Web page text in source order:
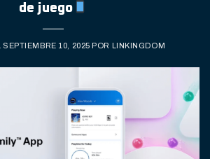
de juego
SEPTIEMBRE 10, 2025 POR LINKINGDOM